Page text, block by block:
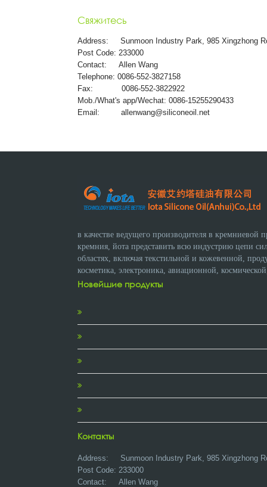
Свяжитесь
Address: Sunmoon Industry Park, 985 Xingzhong
Post Code: 233000
Contact: Allen Wang
Telephone: 0086-552-3827158
Fax: 0086-552-3822922
Mob./What's app/Wechat: 0086-15255290433
Email: allenwang@siliconeoil.net
в качестве ведущего производителя в
кремния, йота представить всю индустрию цепи
областях, включая текстильной и кожевенной,
косметика, электроника, авиационной,
Новейшие продукты
Контакты
Address: Sunmoon Industry Park, 985 Xingzhong
Post Code: 233000
Contact: Allen Wang